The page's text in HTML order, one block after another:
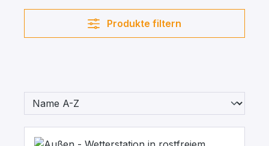
Produkte filtern